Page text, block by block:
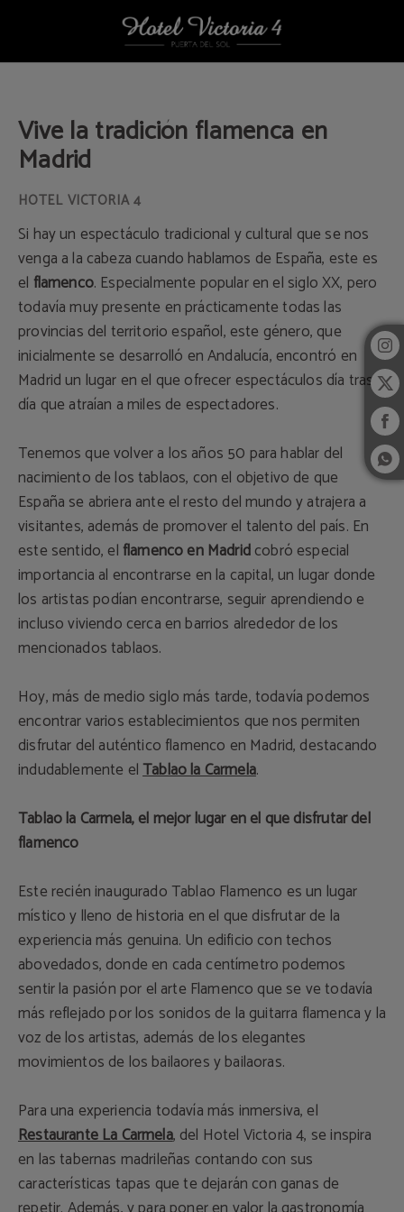
Vive la tradición flamenca en
Madrid
Si hay un espectáculo tradicional y cultural que se nos
venga a la cabeza cuando hablamos de España, este es
el flamenco. Especialmente popular en el siglo XX, pero
todavía muy presente en prácticamente todas las
provincias del territorio español, este género, que
inicialmente se desarrolló en Andalucía, encontró en
Madrid un lugar en el que ofrecer espectáculos día tras
día que atraían a miles de espectadores.
Tenemos que volver a los años 50 para hablar del
nacimiento de los tablaos, con el objetivo de que
España se abriera ante el resto del mundo y atrajera a
visitantes, además de promover el talento del país. En
este sentido, elflamenco en Madridcobró especial
importancia al encontrarse en la capital, un lugar donde
los artistas podían encontrarse, seguir aprendiendo e
incluso viviendo cerca en barrios alrededor de los
mencionados tablaos.
Hoy, más de medio siglo más tarde, todavía podemos
encontrar varios establecimientos que nos permiten
disfrutar del auténtico flamenco en Madrid, destacando
indudablemente elTablao la Carmela.
Tablao la Carmela, el mejor lugar en el que disfrutar del
flamenco
Este recién inaugurado Tablao Flamenco es un lugar
místico y lleno de historia en el que disfrutar de la
experiencia más genuina. Un edificio con techos
abovedados, donde en cada centímetro podemos
sentir la pasión por el arte Flamenco que se ve todavía
más reflejado por los sonidos de la guitarra flamenca y la
voz de los artistas, además de los elegantes
movimientos de los bailaores y bailaoras.
Para una experiencia todavía más inmersiva, el
Restaurante La Carmela, del Hotel Victoria 4, se inspira
en las tabernas madrileñas contando con sus
características tapas que te dejarán con ganas de